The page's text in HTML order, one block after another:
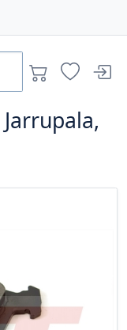
Jarrupala,